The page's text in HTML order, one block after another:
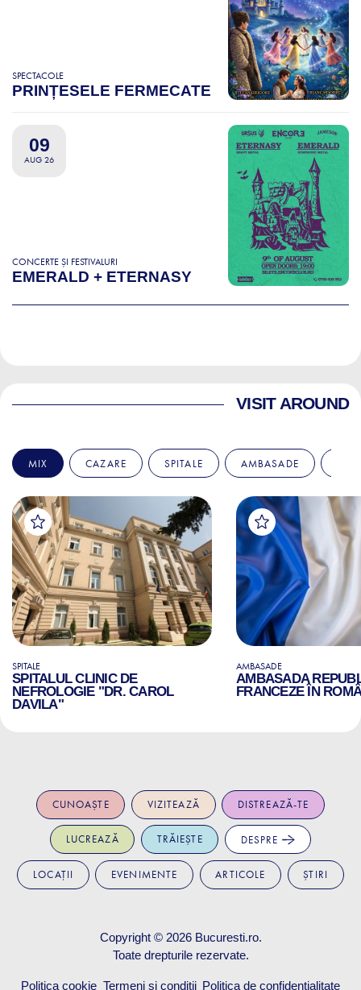
SPECTACOLE
PRINȚESELE FERMECATE
09
AUG 26
CONCERTE ȘI FESTIVALURI
EMERALD + ETERNASY
VISIT AROUND
MIX CAZARE SPITALE AMBASADE
SPITALE
SPITALUL CLINIC DE
NEFROLOGIE "DR. CAROL
DAVILA"
AMBASADE
AMBASADA
FRANCEZE ÎN
CUNOAȘTE VIZITEAZĂ DISTREAZĂ-TE
LUCREAZĂ TRĂIEȘTE DESPRE
LOCAȚII EVENIMENTE ARTICOLE ȘTIRI
Copyright © 2026 Bucuresti.ro.
Toate drepturile rezervate.
Politica cookie Termeni și condiții Politica de confidențialitate